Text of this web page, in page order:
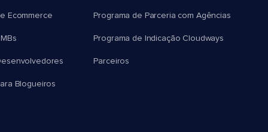
Ecommerce
Blogueiros
Programa de Parceria com Agências
Programa de Indicação Cloudways
Parceiros